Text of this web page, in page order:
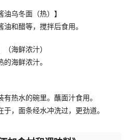
油乌冬面（热）】
和醋等，搅拌后食用。
（海鲜浓汁）
海鲜浓汁。
热水的碗里。蘸面汁食用。
，面条经水冲洗过，更劲道。